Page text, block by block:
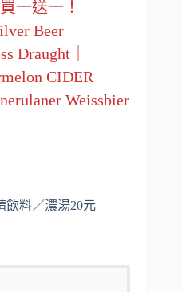
一送一！
Beer
Draught｜
CIDER
Weissbier
飲料／濃湯20元